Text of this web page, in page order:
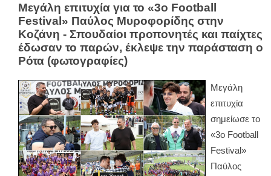
Μεγάλη επιτυχία για το «3ο Football
Festival» Παύλος Μυροφορίδης στην
Κοζάνη - Σπουδαίοι προπονητές και παίχτες
έδωσαν το παρών, έκλεψε την παράσταση ο
Ρότα (φωτογραφίες)
Μεγάλη
επιτυχία
σημείωσε το
«3ο Football
Festival»
Παύλος